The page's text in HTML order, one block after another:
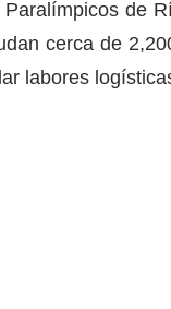
de
cerca de
labores